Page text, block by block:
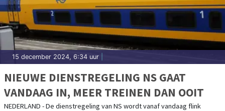
15 december 2024, 6:34 uur
NIEUWE DIENSTREGELING NS GAAT
VANDAAG IN, MEER TREINEN DAN OOIT
NEDERLAND - De dienstregeling van NS wordt vanaf vandaag flink